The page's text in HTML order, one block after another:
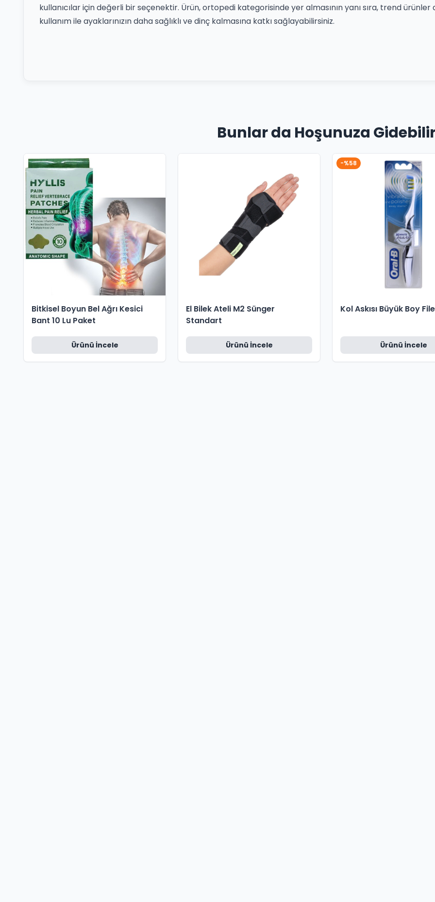
kullanıcılar için değerli bir seçenektir. Ürün, ortopedi kategorisinde yer almasının yanı sıra, trend ürünler
kullanım ile ayaklarınızın daha sağlıklı ve dinç kalmasına katkı sağlayabilirsiniz.
Bunlar da Hoşunuza
Bitkisel Boyun Bel Ağrı Kesici
Bant 10 Lu Paket
Ürünü İncele
El Bilek Ateli M2 Sünger
Standart
Ürünü İncele
-%58
Kol Askısı Büyük Boy
Ürünü İncele